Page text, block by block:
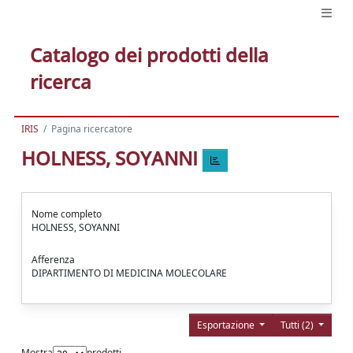
Catalogo dei prodotti della
ricerca
IRIS Pagina ricercatore
HOLNESS, SOYANNI
Nome completo
HOLNESS, SOYANNI
Afferenza
DIPARTIMENTO DI MEDICINA MOLECOLARE
Tutti (2)
Esportazione